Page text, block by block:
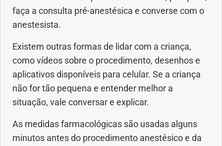
faça a consulta pré-anestésica e converse com o
anestesista.
Existem outras formas de lidar com a criança,
como vídeos sobre o procedimento, desenhos e
aplicativos disponíveis para celular. Se a criança
não for tão pequena e entender melhor a
situação, vale conversar e explicar.
As medidas farmacológicas são usadas alguns
minutos antes do procedimento anestésico e da